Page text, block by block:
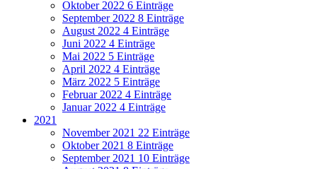
Oktober 2022 6 Einträge
September 2022 8 Einträge
August 2022 4 Einträge
Juni 2022 4 Einträge
Mai 2022 5 Einträge
April 2022 4 Einträge
März 2022 5 Einträge
Februar 2022 4 Einträge
Januar 2022 4 Einträge
2021
November 2021 22 Einträge
Oktober 2021 8 Einträge
September 2021 10 Einträge